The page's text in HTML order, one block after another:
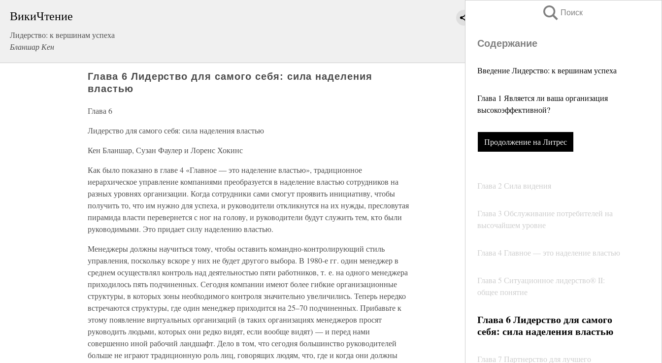
ВикиЧтение
Лидерство: к вершинам успеха
Бланшар Кен
Поиск
Содержание
Введение Лидерство: к вершинам успеха
Глава 1 Является ли ваша организация
высокоэффективной?
Продолжение на Литрес
Глава 2 Сила видения
Глава 3 Обслуживание потребителей на
высочайшем уровне
Глава 4 Главное — это наделение властью
Глава 5 Ситуационное лидерство® II:
общее понятие
Глава 6 Лидерство для самого
себя: сила наделения властью
Глава 7 Партнерство для лучшего
Глава 6 Лидерство для самого себя: сила наделения
властью
Глава 6
Лидерство для самого себя: сила наделения властью
Кен Бланшар, Сузан Фаулер и Лоренс Хокинс
Как было показано в главе 4 «Главное — это наделение властью», традиционное
иерархическое управление компаниями преобразуется в наделение властью сотрудников на
разных уровнях организации. Когда сотрудники сами смогут проявить инициативу, чтобы
получить то, что им нужно для успеха, и руководители откликнутся на их нужды, пресловутая
пирамида власти перевернется с ног на голову, и руководители будут служить тем, кто были
руководимыми. Это придает силу наделению властью.
Менеджеры должны научиться тому, чтобы оставить командно-контролирующий стиль
управления, поскольку вскоре у них не будет другого выбора. В 1980-е гг. один менеджер в
среднем осуществлял контроль над деятельностью пяти работников, т. е. на одного менеджера
приходилось пять подчиненных. Сегодня компании имеют более гибкие организационные
структуры, в которых зоны необходимого контроля значительно увеличились. Теперь нередко
встречаются структуры, где один менеджер приходится на 25–70 подчиненных. Прибавьте к
этому появление виртуальных организаций (в таких организациях менеджеров просят
руководить людьми, которых они редко видят, если вообще видят) — и перед нами
совершенно иной рабочий ландшафт. Дело в том, что сегодня большинство руководителей
больше не играют традиционную роль лиц, говорящих людям, что, где и когда они должны